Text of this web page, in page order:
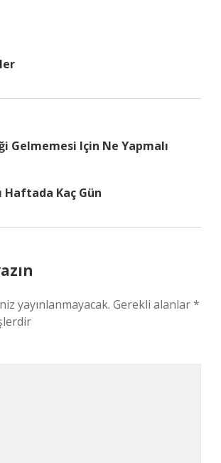
Gelmemesi Için Ne Yapmalı
Haftada Kaç Gün
yayınlanmayacak. Gerekli alanlar*